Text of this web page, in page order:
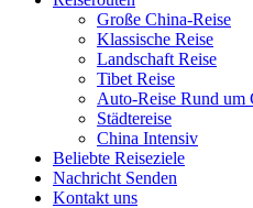
Große China-Reise
Klassische Reise
Landschaft Reise
Tibet Reise
Auto-Reise Rund um
Städtereise
China Intensiv
Beliebte Reiseziele
Nachricht Senden
Kontakt uns